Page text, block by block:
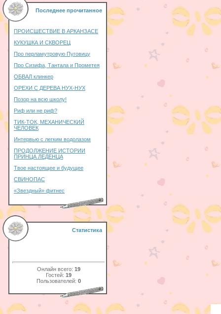
Последнее прочитанное
ПРОИСШЕСТВИЕ В АРКАНЗАСЕ
КУКУШКА И СКВОРЕЦ
Про перламутровую Пуговицу
Про Сизифа, Тантала и Прометея
ОБВАЛ клинкер
ОРЕХИ С ДЕРЕВА НУХ-НУХ
Позор на всю школу!
Риф или не риф?
ТИК-ТОК, МЕХАНИЧЕСКИЙ
ЧЕЛОВЕК
Интервью с легким водолазом
ПРОДОЛЖЕНИЕ ИСТОРИИ
ПРИНЦА ЛЕДЕНЦА
Твое настоящее и будущее
СВИНОПАС
«Звездный» фитнес
Статистика
Онлайн всего: 19
Гостей: 19
Пользователей: 0